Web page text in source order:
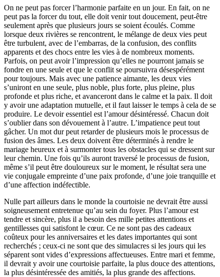
On ne peut pas forcer l’harmonie parfaite en un jour. En fait, on ne
peut pas la forcer du tout, elle doit venir tout doucement, peut-être
seulement après que plusieurs jours se soient écoulés. Comme
lorsque deux rivières se rencontrent, le mélange de deux vies peut
être turbulent, avec de l’embarras, de la confusion, des conflits
apparents et des chocs entre les vies à de nombreux moments.
Parfois, on peut avoir l’impression qu’elles ne pourront jamais se
fondre en une seule et que le conflit se poursuivra désespérément
pour toujours. Mais avec une patience aimante, les deux vies
s’uniront en une seule, plus noble, plus forte, plus pleine, plus
profonde et plus riche, et avanceront dans le calme et la paix. Il doit
y avoir une adaptation mutuelle, et il faut laisser le temps à cela de se
produire. Le devoir essentiel est l’amour désintéressé. Chacun doit
s’oublier dans son dévouement à l’autre. L’impatience peut tout
gâcher. Un mot dur peut retarder de plusieurs mois le processus de
fusion des âmes. Les deux doivent être déterminés à rendre le
mariage heureux et à surmonter tous les obstacles qui se dressent sur
leur chemin. Une fois qu’ils auront traversé le processus de fusion,
même s’il peut être douloureux sur le moment, le résultat sera une
vie conjugale empreinte d’une paix profonde, d’une joie tranquille et
d’une affection indéfectible.
Nulle part ailleurs dans le monde la courtoisie ne devrait être aussi
soigneusement entretenue qu’au sein du foyer. Plus l’amour est
tendre et sincère, plus il a besoin des mille petites attentions et
gentillesses qui satisfont le cœur. Ce ne sont pas des cadeaux
coûteux pour les anniversaires et les dates importantes qui sont
recherchés ; ceux-ci ne sont que des simulacres si les jours qui les
séparent sont vides d’expressions affectueuses. Entre mari et femme,
il devrait y avoir une courtoisie parfaite, la plus douce des attentions,
la plus désintéressée des amitiés, la plus grande des affections.